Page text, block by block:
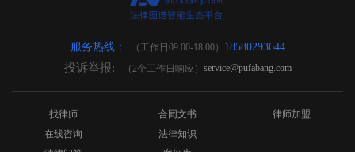
服务热线： （工作日09:00-18:00） 18580293644
投诉举报: （2个工作日响应） service@pufabang.com
找律师
在线咨询
合同文书
法律知识
律师加盟